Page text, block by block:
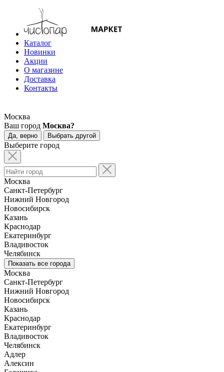
Каталог
Новинки
Акции
О магазине
Доставка
Контакты
Москва
Ваш город Москва?
Да, верно Выбрать другой
Выберите город
Москва
Санкт-Петербург
Нижний Новгород
Новосибирск
Казань
Краснодар
Екатеринбург
Владивосток
Челябинск
Показать все города
Москва
Санкт-Петербург
Нижний Новгород
Новосибирск
Казань
Краснодар
Екатеринбург
Владивосток
Челябинск
Адлер
Алексин